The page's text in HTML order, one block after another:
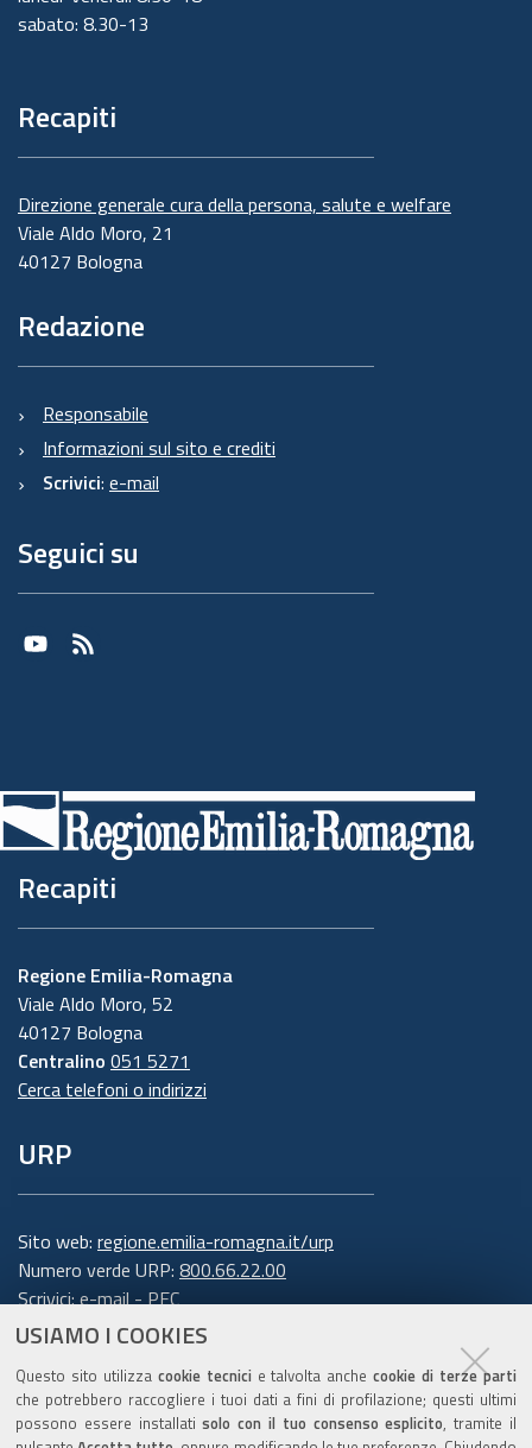
USIAMO I COOKIES
Questo sito utilizza cookie tecnici e talvolta anchecookie di terze parti
che potrebbero raccogliere i tuoi dati a fini di profilazione; questi ultimi
possono essere installatisolo con il tuo consenso esplicito, tramite il
sabato: 8.30-13
Recapiti
Direzione generale cura della persona, salute e welfare
Viale Aldo Moro, 21
40127 Bologna
Redazione
Responsabile
Informazioni sul sito e crediti
Scrivici: e-mail
Seguici su
Youtube
RSS
Recapiti
Regione Emilia-Romagna
Viale Aldo Moro, 52
40127 Bologna
Centralino 051 5271
Cerca telefoni o indirizzi
URP
Sito web: regione.emilia-romagna.it/urp
Numero verde URP: 800.66.22.00
Scrivici:e-mail-PEC
Trasparenza